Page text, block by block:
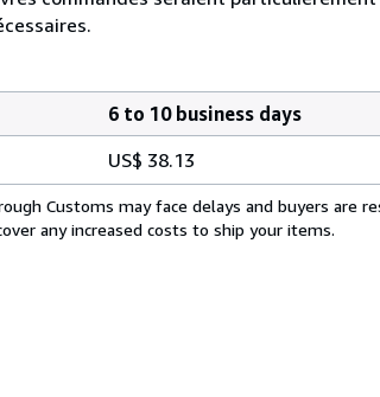
6 to 10 business days
US$ 38.13
Customs may face delays and buyers are
any increased costs to ship your items.